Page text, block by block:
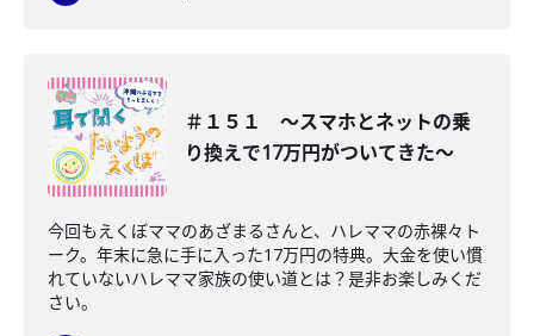
＃１５１ 〜スマホとネットの乗
り換えで17万円がついてきた〜
今回もえくぼママのあざまるさんと、ハレママの赤裸々ト
ーク。年末に急に手に入った17万円の特典。大金を使い慣
れていないハレママ家族の使い道とは？是非お楽しみくだ
さい。